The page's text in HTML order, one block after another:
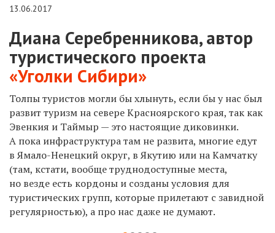
13.06.2017
Диана Серебренникова,автор
туристического проекта
«Уголки Сибири»
Толпы туристов могли бы хлынуть, если бы у нас был
развит туризм на севере Красноярского края, так как
Эвенкия и Таймыр — это настоящие диковинки.
А пока инфраструктура там не развита, многие едут
в Ямало-Ненецкий округ, в Якутию или на Камчатку
(там, кстати, вообще труднодоступные места,
но везде есть кордоны и созданы условия для
туристических групп, которые прилетают с завидной
регулярностью), а про нас даже не думают.